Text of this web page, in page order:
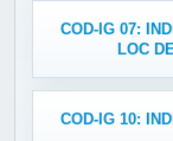
COD-IG 07:
LOC
COD-IG 10: